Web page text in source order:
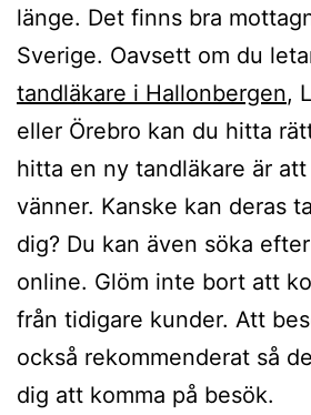
länge. Det finns bra
Sverige. Oavsett om du
tandläkare i Hallonbergen,
eller Örebro kan du hitta
hitta en ny tandläkare är
vänner. Kanske kan deras
dig? Du kan även söka
online. Glöm inte bort att
från tidigare kunder. Att
också rekommenderat så
dig att komma på besök.